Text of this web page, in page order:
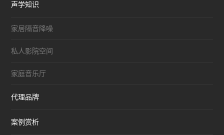
声学知识
家居隔音降噪
私人影院空间
家庭音乐厅
代理品牌
案例赏析